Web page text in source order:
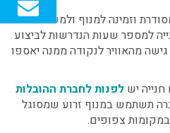
וזמינה למנוף ולמשאית.
למספר שעות הנדרשות לביצוע
מהאוויר לנקודה ממנה יאספו
יש לפנות לחברת ההובלות
תשתמש במנוף זרוע שמסוגל
צפופים.